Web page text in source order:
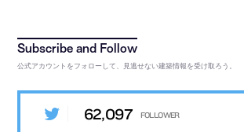
公式アカウントをフォローして、見逃せない建築情報を受け取ろう。
62,097